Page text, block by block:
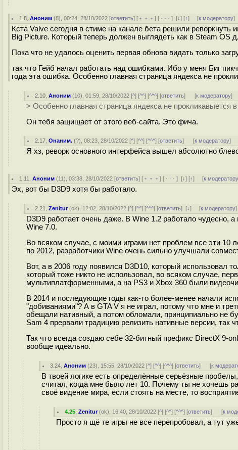
1.8 ,Аноним (8), 00:24, 28/10/2022 [ответить] [ ﹢﹢﹢] [ · · ·][↓] [↑] [к модератору]
Кста Valve сегодня в стиме на канале бета решили реворкнуть
Big Picture. Который теперь должен выглядеть как в Steam OS
Пока что не удалось оценить первая обнова видать только
так что Гейб начал работать над ошибками. Ибо у меня Биг
года эта ошибка. Особенно главная страница яндекса не
2.10 ,Аноним (10), 01:59, 28/10/2022 [^] [^^] [^^^] [ответить] [к модератору]
> Особенно главная страница яндекса не прокликавыется
Он тебя защищает от этого веб-сайта. Это фича.
2.17 ,Онаним. (?), 08:23, 28/10/2022 [^] [^^] [^^^] [ответить] [к модератору]
Я хз, реворк основного интерфейса вышел абсолютно
1.11 ,Аноним (11), 03:38, 28/10/2022 [ответить] [ ﹢﹢﹢] [ · · ·][↓] [↑] [к
Эх, вот бы D3D9 хотя бы работало.
2.21 ,Zenitur(ok), 12:02, 28/10/2022 [^] [^^] [^^^] [ответить][↓] [к модератору]
D3D9 работает очень даже. В Wine 1.2 работало
Wine 7.0.
Во всяком случае, с моими играми нет проблем все эти
по 2012, разработчики Wine очень сильно улучшали
Вот, а в 2006 году появился D3D10, который использовал
который тоже никто не использовал, во всяком случае,
мультиплатформенными, а на PS3 и Xbox 360 были
В 2014 и последующие годы как-то более-менее начали
"добиваниями"? А в GTA V я не играл, потому что мне и
обещали нативный, а потом обломали, принципиально не
Sam 4 прервали традицию релизить нативные версии, так
Так что всегда создаю себе 32-битный префикс DirectX 9-
вообще идеально.
3.24 ,Аноним (23), 15:55, 28/10/2022 [^] [^^] [^^^] [ответить] [к
В твоей логике есть определённые серьёзные
считал, когда мне было лет 10. Почему ты не хочешь
своё видение мира, если стоять на месте, то
4.25 ,Zenitur(ok), 16:40, 28/10/2022 [^] [^^] [^^^] [ответить] [к
Просто я щё те игры не все перепробовал, а тут